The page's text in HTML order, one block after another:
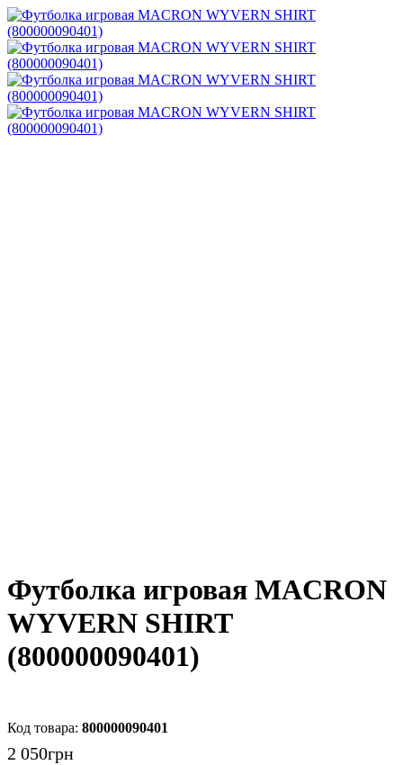
Футболка игровая MACRON
WYVERN SHIRT
(800000090401)
800000090401
2 050грн